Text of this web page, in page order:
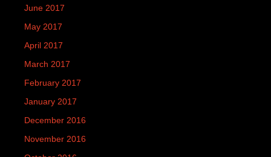
June 2017
May 2017
April 2017
March 2017
February 2017
January 2017
December 2016
November 2016